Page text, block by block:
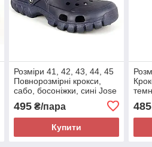
Розміри 41, 42, 43, 44, 45
Повнорозмірні крокси,
сабо, босоніжки, сині Jose
495₴/пара
Купити
485